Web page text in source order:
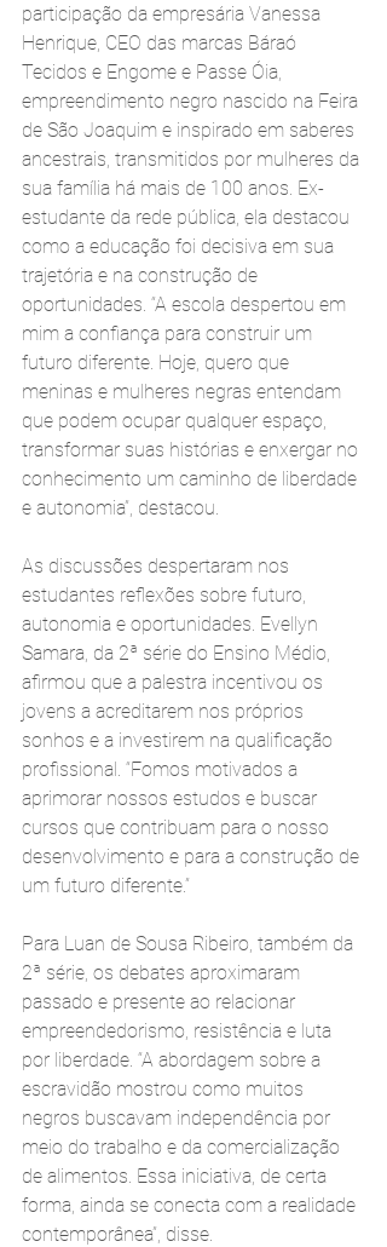
participação da empresária Vanessa
Henrique, CEO das marcas Báraó
Tecidos e Engome e Passe Óia,
empreendimento negro nascido na Feira
de São Joaquim e inspirado em saberes
ancestrais, transmitidos por mulheres da
sua família há mais de 100 anos. Ex-
estudante da rede pública, ela destacou
como a educação foi decisiva em sua
trajetória e na construção de
oportunidades. “A escola despertou em
mim a confiança para construir um
futuro diferente. Hoje, quero que
meninas e mulheres negras entendam
que podem ocupar qualquer espaço,
transformar suas histórias e enxergar no
conhecimento um caminho de liberdade
e autonomia”, destacou.
As discussões despertaram nos
estudantes reflexões sobre futuro,
autonomia e oportunidades. Evellyn
Samara, da 2ª série do Ensino Médio,
afirmou que a palestra incentivou os
jovens a acreditarem nos próprios
sonhos e a investirem na qualificação
profissional. “Fomos motivados a
aprimorar nossos estudos e buscar
cursos que contribuam para o nosso
desenvolvimento e para a construção de
um futuro diferente.”
Para Luan de Sousa Ribeiro, também da
2ª série, os debates aproximaram
passado e presente ao relacionar
empreendedorismo, resistência e luta
por liberdade. “A abordagem sobre a
escravidão mostrou como muitos
negros buscavam independência por
meio do trabalho e da comercialização
de alimentos. Essa iniciativa, de certa
forma, ainda se conecta com a realidade
contemporânea”, disse.